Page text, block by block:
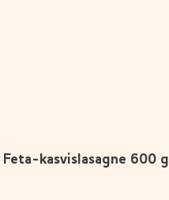
Feta-kasvislasagne 600 g